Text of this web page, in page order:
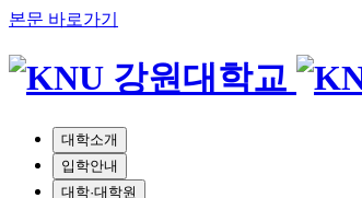
본문 바로가기
대학소개
입학안내
대학·대학원